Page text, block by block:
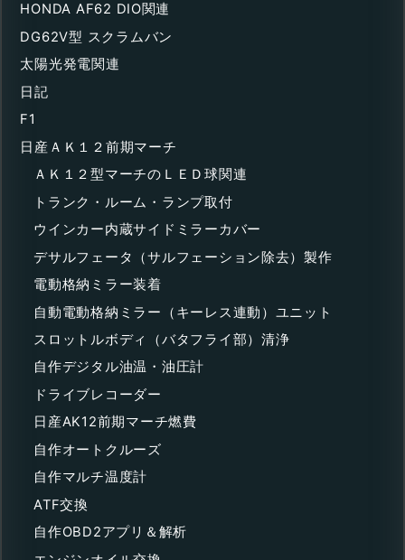
HONDA AF62 DIO関連
DG62V型 スクラムバン
太陽光発電関連
日記
F1
日産ＡＫ１２前期マーチ
ＡＫ１２型マーチのＬＥＤ球関連
トランク・ルーム・ランプ取付
ウインカー内蔵サイドミラーカバー
デサルフェータ（サルフェーション除去）製作
電動格納ミラー装着
自動電動格納ミラー（キーレス連動）ユニット
スロットルボディ（バタフライ部）清浄
自作デジタル油温・油圧計
ドライブレコーダー
日産AK12前期マーチ燃費
自作オートクルーズ
自作マルチ温度計
ATF交換
自作OBD2アプリ＆解析